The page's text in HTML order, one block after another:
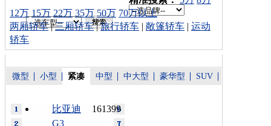
12万 15万 22万 35万 50万 70万以上
两厢轿车|三厢轿车|旅行轿车 | 敞篷轿车 | 运动
轿车
微型 小型 紧凑 中型 中大型 豪华型 SUV
161399
比亚迪
G3